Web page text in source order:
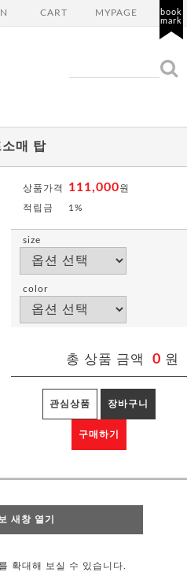
CART MYPAGE
book
mark
소매 탑
상품가격 111,000원
적립금 1%
size
color
총 상품 금액 0 원
관심상품 장바구니
구매하기
새창 열기
확대해 보실 수 있습니다.